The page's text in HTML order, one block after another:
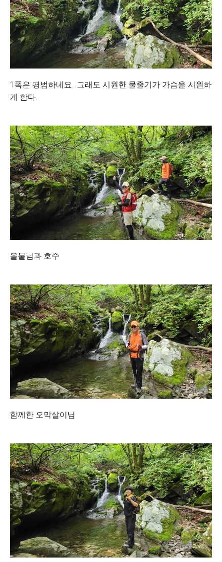
1폭은 평범하네요.. 그래도 시원한 물줄기가 가슴을 시원하
게 한다.
을불님과 호수
함께한 오막살이님